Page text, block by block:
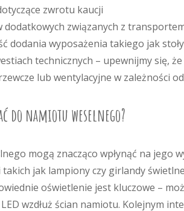
zwrotu kaucji
związanych z
dodania wyposażenia takiego jak
technicznych – upewnijmy się,
lub wentylacyjne w zależności
do namiotu weselnego?
mogą znacząco wpłynąć na jego
jak lampiony czy girlandy
oświetlenie jest kluczowe –
wzdłuż ścian namiotu. Kolejnym